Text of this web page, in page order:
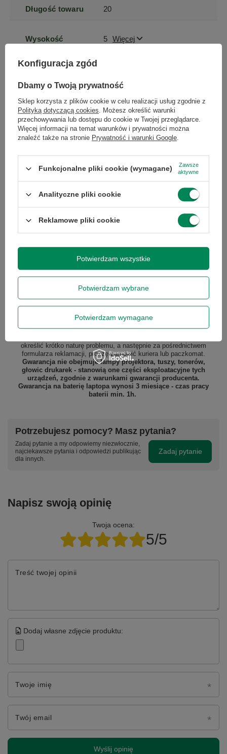
Długość towaru 20
Wysokość
centymetrach
Więcej
5 Więcej
Szerokość
towaru w
centymetrach
Więcej
20 Więcej
Długość towaru
centymetrach Więcej
20 Więcej
Stan
zastępcze
Podmiot odpowiedzialny|Informacje o bezpieczeństwie
GWARANCJA NA 12 MIESIĘCY
Gwarantujemy naprawę lub wymianę sprzętu do 12 miesięcy od
określić krótko naturę problemu, a następnie za pośrednictwem
formularza reklamacji, proszęzamówić kuriera lub paczkomat.
Gwarancja nie obejmuje lampy projektora, tuszy, tonerów,
głowic drukarek - stanowią one części eksploatacyjne tych
urządzeń, zgodnie z warunkami gwarancji producenta.
Gwarancja na baterię laptopa wynosi 3 miesiące - czas pracy
baterii min. 1h.
Potrzebujesz pomocy? Masz pytania?
Zadaj pytanie a my odpowiemy niezwłocznie,
najciekawsze pytania i odpowiedzi publikując
dla innych.
Zadaj pytanie
Napisz swoją opinię
Twoja ocena:
5/5
Treść twojej opinii
Dodaj własne zdjęcie produktu:
Twoje imię
Twój email
Wyślij opinię
Konfiguracja zgód
Dbamy o Twoją prywatność
Sklep korzysta z plików cookie w celu realizacji usług zgodnie z
Polityką dotyczącą cookies. Możesz określić warunki
przechowywania lub dostępu do cookie w Twojej przeglądarce.
Więcej informacji na temat warunków i prywatności można
znaleźć także na stronie Prywatność i warunki Google.
Funkcjonalne pliki cookie (wymagane)
Zawsze
aktywne
Analityczne pliki cookie
Reklamowe pliki cookie
Potwierdzam wybrane
Potwierdzam wymagane
Potwierdzam wszystkie